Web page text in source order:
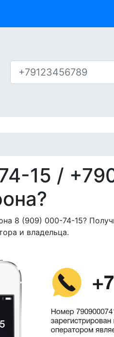
15 /
8 (909) 000-74-15?
и владельца.